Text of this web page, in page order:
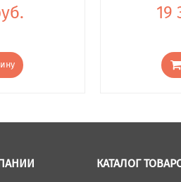
19
КАТАЛОГ